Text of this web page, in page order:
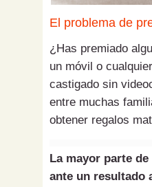
El problema de
¿Has premiado
un móvil o
castigado sin
entre muchas
obtener regalos
La mayor parte
ante un resultado